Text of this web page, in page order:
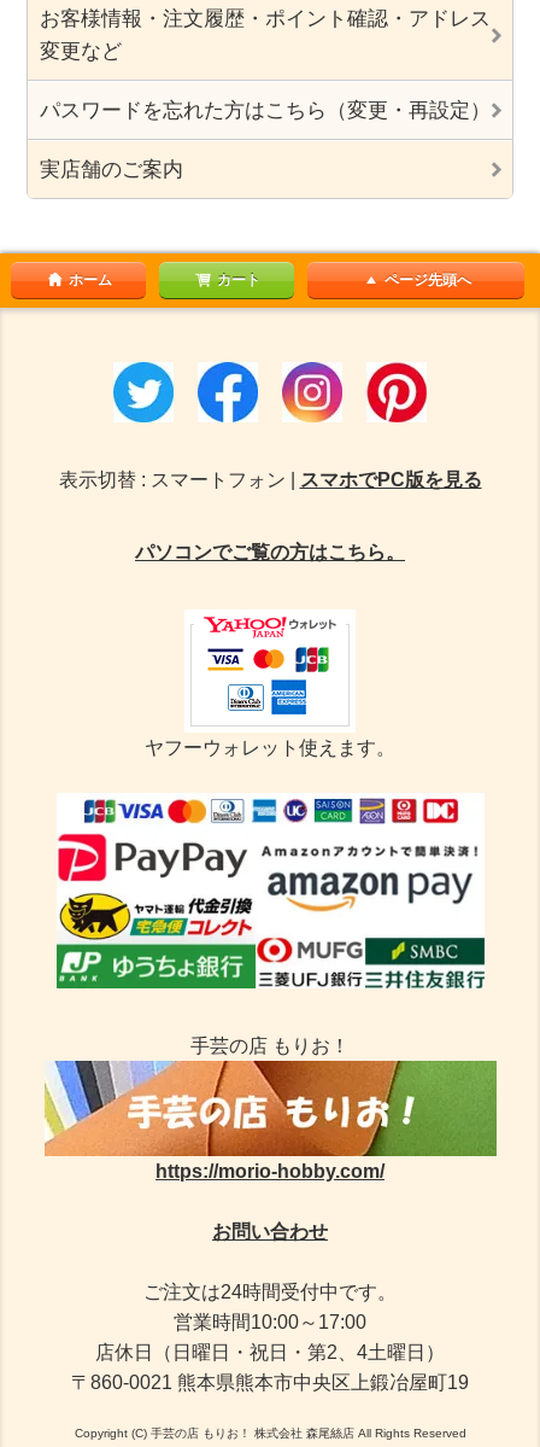
お客様情報・注文履歴・ポイント確認・アドレス
変更など
パスワードを忘れた方はこちら（変更・再設定）
実店舗のご案内
ホーム カート ページ先頭へ
表示切替 : スマートフォン | スマホでPC版を見る
パソコンでご覧の方はこちら。
ヤフーウォレット使えます。
手芸の店 もりお！
https://morio-hobby.com/
お問い合わせ
ご注文は24時間受付中です。
営業時間10:00～17:00
店休日（日曜日・祝日・第2、4土曜日）
〒860-0021 熊本県熊本市中央区上鍛冶屋町19
Copyright (C) 手芸の店 もりお！ 株式会社 森尾絲店 All Rights Reserved